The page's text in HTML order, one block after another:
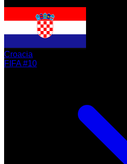
Croacia
FIFA #10